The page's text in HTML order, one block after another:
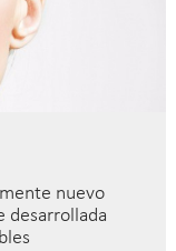
nuevo
desarrollada